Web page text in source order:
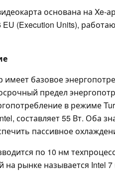
основана на Xe-
EU (Execution Units),
имеет базовое
предел
в режиме
составляет 55 Вт. Оба
пассивное
по 10 нм
на рынке называется Intel